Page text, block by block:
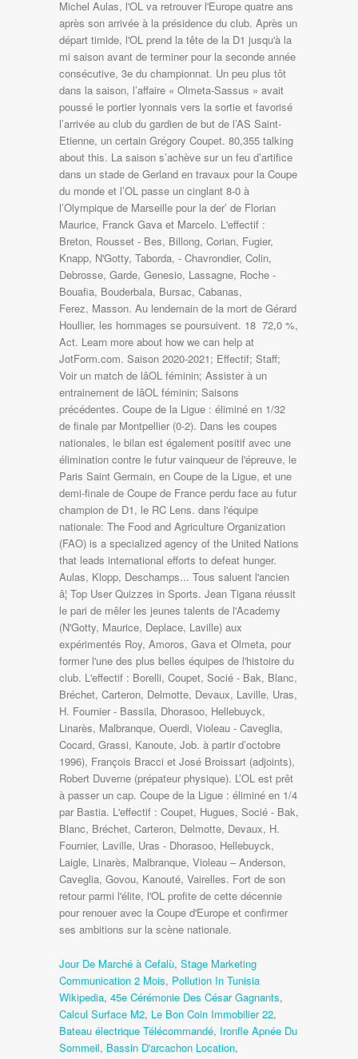
Jour De Marché à Cefalù, Stage Marketing
Communication 2 Mois, Pollution In Tunisia
Wikipedia, 45e Cérémonie Des César Gagnants,
Calcul Surface M2, Le Bon Coin Immobilier 22,
Bateau électrique Télécommandé, Ironfle Apnée Du
Sommeil, Bassin D'arcachon Location,